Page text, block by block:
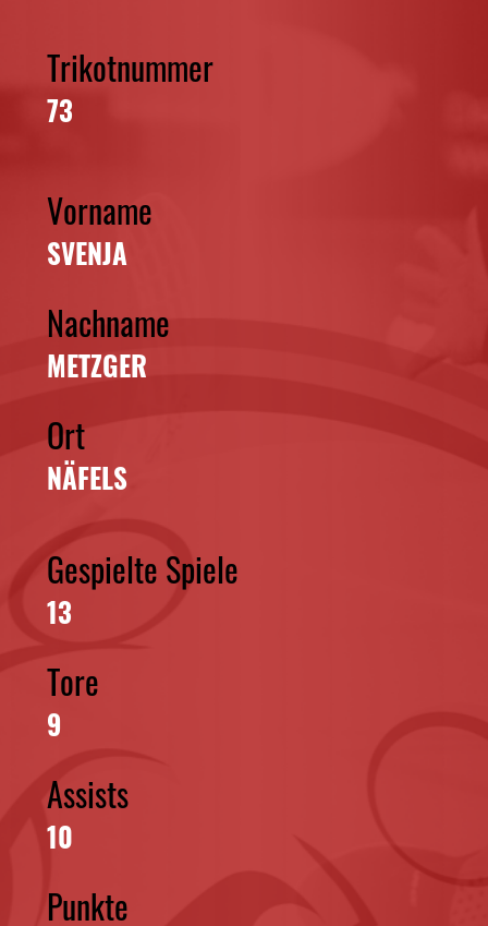
Trikotnummer
73
Vorname
SVENJA
Nachname
METZGER
Ort
NÄFELS
Gespielte Spiele
13
Tore
9
Assists
10
Punkte